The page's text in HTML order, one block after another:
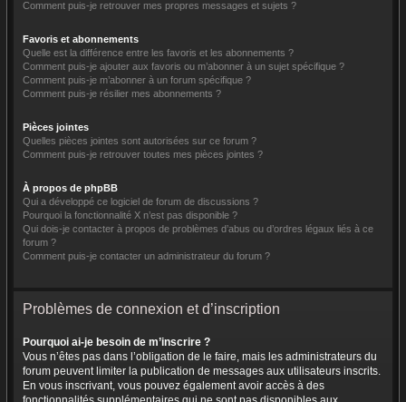
Comment puis-je retrouver mes propres messages et sujets ?
Favoris et abonnements
Quelle est la différence entre les favoris et les abonnements ?
Comment puis-je ajouter aux favoris ou m’abonner à un sujet spécifique ?
Comment puis-je m’abonner à un forum spécifique ?
Comment puis-je résilier mes abonnements ?
Pièces jointes
Quelles pièces jointes sont autorisées sur ce forum ?
Comment puis-je retrouver toutes mes pièces jointes ?
À propos de phpBB
Qui a développé ce logiciel de forum de discussions ?
Pourquoi la fonctionnalité X n’est pas disponible ?
Qui dois-je contacter à propos de problèmes d’abus ou d’ordres légaux liés à ce
forum ?
Comment puis-je contacter un administrateur du forum ?
Problèmes de connexion et d’inscription
Pourquoi ai-je besoin de m’inscrire ?
Vous n’êtes pas dans l’obligation de le faire, mais les administrateurs du
forum peuvent limiter la publication de messages aux utilisateurs inscrits.
En vous inscrivant, vous pouvez également avoir accès à des